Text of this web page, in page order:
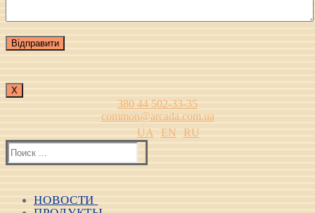
Х
380 44 502-33-35
common@arcada.com.ua
UA
EN
RU
Найти:
НОВОСТИ